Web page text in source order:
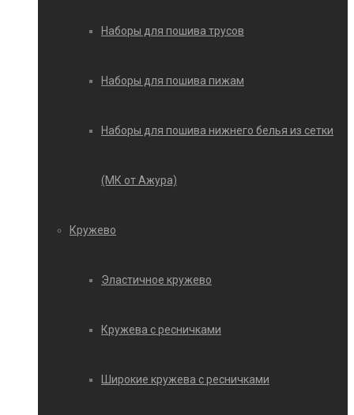
Наборы для пошива трусов
Наборы для пошива пижам
Наборы для пошива нижнего белья из сетки
(МК от Ажура)
Кружево
Эластичное кружево
Кружева с ресничками
Широкие кружева с ресничками